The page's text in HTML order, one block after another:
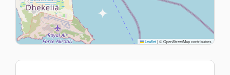
Leaflet|© OpenStreetMap contributors